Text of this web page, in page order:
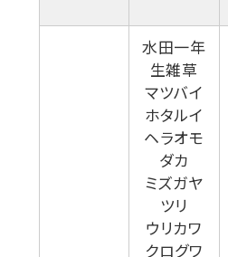
水田一年
生雑草
マツバイ
ホタルイ
ヘラオモ
ダカ
ミズガヤ
ツリ
ウリカワ
クログワ